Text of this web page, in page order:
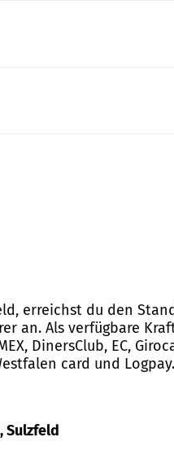
erreichst du den
an. Als verfügbare
DinersClub, EC,
card und Logpay.
Sulzfeld